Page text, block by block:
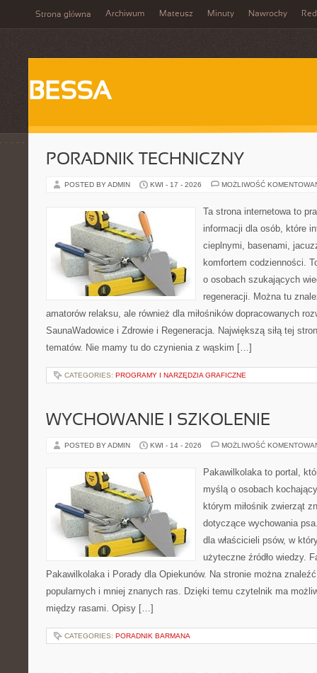
Strona główna Archiwum Mateusz Minuty Nawrocky
BESSA
PORADNIK TECHNICZNY
POSTED BY ADMIN KWI - 17 - 2026 MOŻLIWOŚĆ
Ta strona internetowa to
informacji dla osób, które
cieplnymi, basenami,
komfortem codzienności.
o osobach szukających
regeneracji. Można tu
amatorów relaksu, ale również dla miłośników dopracowanych
SaunaWadowice i Zdrowie i Regeneracja. Największą siłą tej
tematów. Nie mamy tu do czynienia z wąskim […]
CATEGORIES: PROGRAMY I NARZĘDZIA GRAFICZNE
WYCHOWANIE I SZKOLENIE
POSTED BY ADMIN KWI - 14 - 2026 MOŻLIWOŚĆ
Pakawilkolaka to portal,
myślą o osobach
którym miłośnik zwierząt
dotyczące wychowania
dla właścicieli psów, w
użyteczne źródło wiedzy.
Pakawilkolaka i Porady dla Opiekunów. Na stronie można
popularnych i mniej znanych ras. Dzięki temu czytelnik ma
między rasami. Opisy […]
CATEGORIES: PORADNIK BARMANA